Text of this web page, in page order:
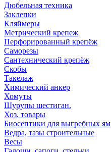
Дюбельная техника
Заклепки
Кляймеры
Метрический крепеж
Перфорированный крепёж
Саморезы
Сантехнический крепёж
Скобы
Такелаж
Химический анкер
Хомуты
Шурупы шестиган.
Хоз. товары
Биосептики для выгребных ям
Ведра, тазы строительные
Весы